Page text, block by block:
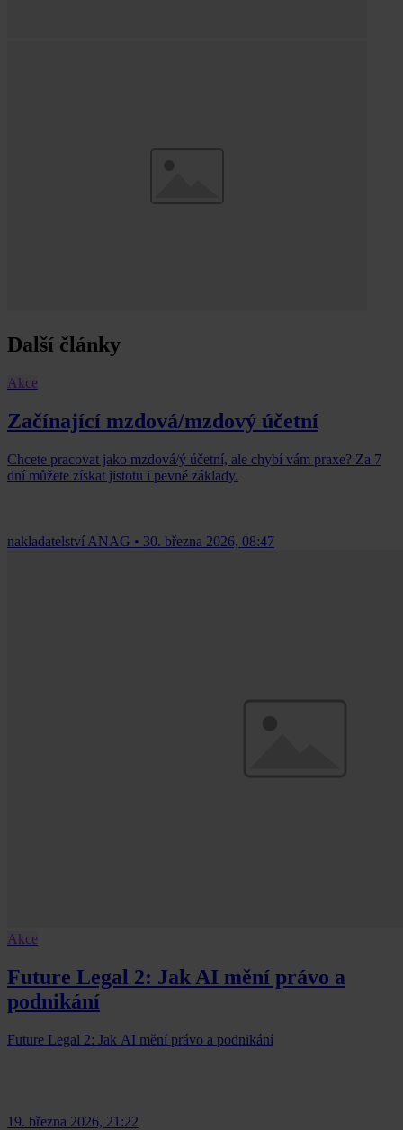
Další články
Akce
Začínající mzdová/mzdový účetní
Chcete pracovat jako mzdová/ý účetní, ale chybí vám praxe? Za 7
dní můžete získat jistotu i pevné základy.
nakladatelství ANAG • 30. března 2026, 08:47
Akce
Future Legal 2: Jak AI mění právo a
podnikání
Future Legal 2: Jak AI mění právo a podnikání
19. března 2026, 21:22